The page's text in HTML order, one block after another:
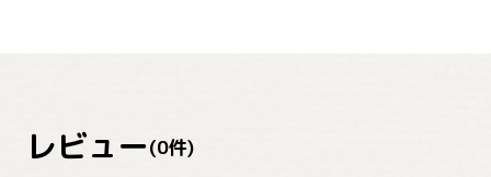
レビュー(0件)